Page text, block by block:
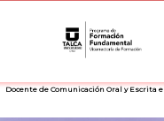
Docente de Comunicación Oral y Escrita